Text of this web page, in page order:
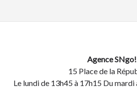
Agence SNgo!
15 Place de la
Le lundi de 13h45 à 17h15 Du